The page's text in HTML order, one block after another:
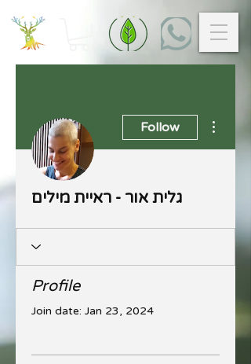
Follow
גלית אור - ראיית מילים
Profile
Join date: Jan 23, 2024